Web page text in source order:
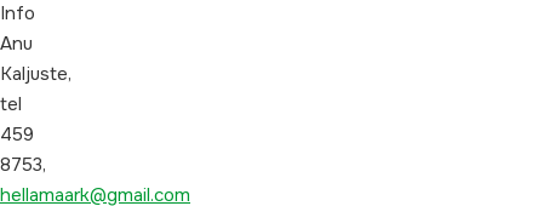
Info
Anu
Kaljuste,
tel
459
8753,
hellamaark@gmail.com